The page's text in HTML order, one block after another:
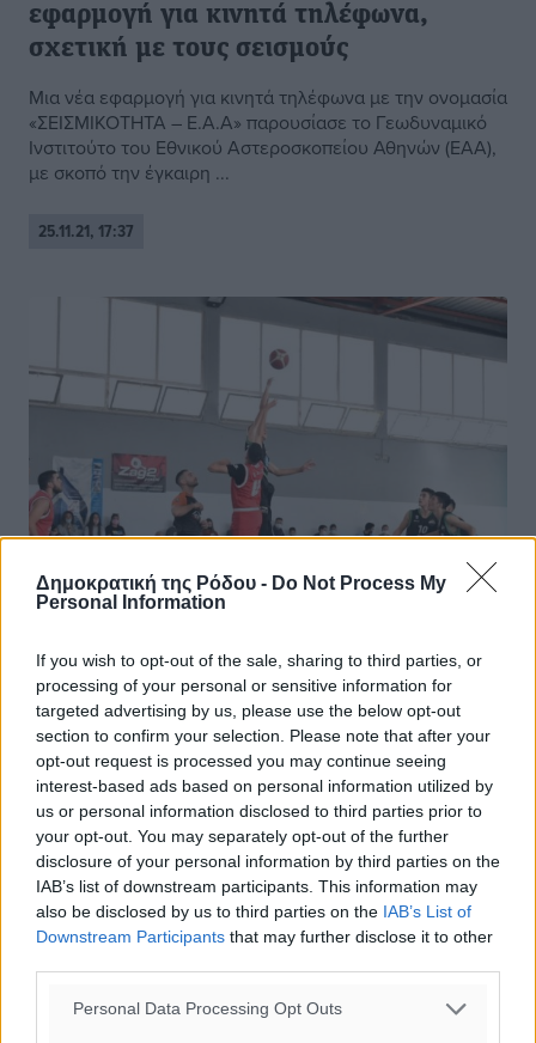
Δημοκρατική της Ρόδου - Do Not Process My
Personal Information
If you wish to opt-out of the sale, sharing to third parties, or
processing of your personal or sensitive information for
targeted advertising by us, please use the below opt-out
section to confirm your selection. Please note that after your
opt-out request is processed you may continue seeing
interest-based ads based on personal information utilized by
us or personal information disclosed to third parties prior to
your opt-out. You may separately opt-out of the further
disclosure of your personal information by third parties on the
IAB’s list of downstream participants. This information may
also be disclosed by us to third parties on the IAB’s List of
Downstream Participants that may further disclose it to other
Personal Data Processing Opt Outs
εφαρμογή για κινητά τηλέφωνα,
σχετική με τους σεισμούς
Μια νέα εφαρμογή για κινητά τηλέφωνα με την ονομασία
«ΣΕΙΣΜΙΚΟΤΗΤΑ – Ε.Α.Α» παρουσίασε το Γεωδυναμικό
Ινστιτούτο του Εθνικού Αστεροσκοπείου Αθηνών (ΕΑΑ),
με σκοπό την έγκαιρη ...
25.11.21, 17:37
Το πρόγραμμα και οι διαιτητές στο
τοπικό μπάσκετ
Η Τ.Ε. Ε.Ο.Κ. Δωδεκανήσου ανακοίνωσε το πρόγραμμα
των αγώνων από 27 Νοεμβρίου έως 3 Δεκεμβρίου
Αναλυτικά, το πρόγραμμα και οι διαιτητές μετά τις
αλλαγές που έγιναν από τη ...
25.11.21, 17:35